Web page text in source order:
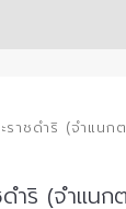
ราชดำริ (จำแน
ดำริ (จำแน